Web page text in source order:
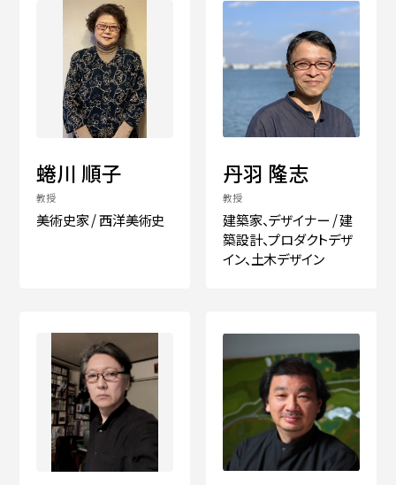
蜷川 順子
教授
美術史家 / 西洋美術史
丹羽 隆志
教授
建築家、デザイナー / 建
築設計、プロダクトデザ
イン、土木デザイン